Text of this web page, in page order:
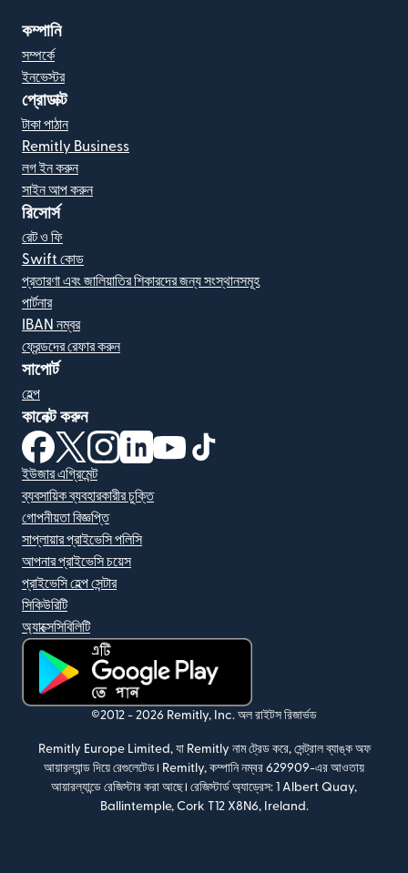
কম্পানি
সম্পর্কে
ইনভেস্টর
প্রোডাক্ট
টাকা পাঠান
Remitly Business
লগ ইন করুন
সাইন আপ করুন
রিসোর্স
রেট ও ফি
Swift কোড
প্রতারণা এবং জালিয়াতির শিকারদের জন্য সংস্থানসমূহ
পার্টনার
IBAN নম্বর
ফ্রেন্ডদের রেফার করুন
সাপোর্ট
হেল্প
কানেক্ট করুন
(নতুন উইন্ডোতে খুলবে)
(নতুন উইন্ডোতে খুলবে)
(নতুন উইন্ডোতে খুলবে)
(নতুন উইন্ডোতে খুলবে)
(নতুন উইন্ডোতে খুলবে)
ইউজার এগ্রিমেন্ট
ব্যবসায়িক ব্যবহারকারীর চুক্তি
গোপনীয়তা বিজ্ঞপ্তি
সাপ্লায়ার প্রাইভেসি পলিসি
আপনার প্রাইভেসি চয়েস
প্রাইভেসি হেল্প সেন্টার
সিকিউরিটি
অ্যাক্সেসিবিলিটি
(নতুন উইন্ডোতে খুলবে)
©2012 - 2026 Remitly, Inc. অল রাইটস রিজার্ভড
Remitly Europe Limited, যা Remitly নাম ট্রেড করে, সেন্ট্রাল ব্যাঙ্ক অফ
আয়ারল্যান্ড দিয়ে রেগুলেটেড। Remitly, কম্পানি নম্বর 629909-এর আওতায়
আয়ারল্যান্ডে রেজিস্টার করা আছে। রেজিস্টার্ড অ্যাড্রেস: 1 Albert Quay,
Ballintemple, Cork T12 X8N6, Ireland.